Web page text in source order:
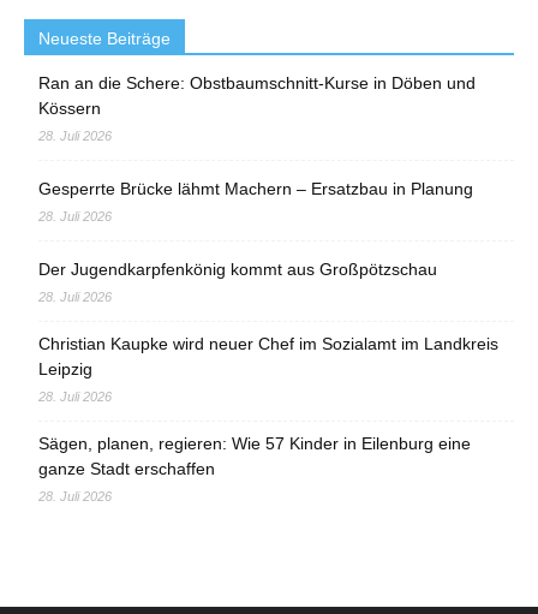
Neueste Beiträge
Ran an die Schere: Obstbaumschnitt-Kurse in Döben und
Kössern
28. Juli 2026
Gesperrte Brücke lähmt Machern – Ersatzbau in Planung
28. Juli 2026
Der Jugendkarpfenkönig kommt aus Großpötzschau
28. Juli 2026
Christian Kaupke wird neuer Chef im Sozialamt im Landkreis
Leipzig
28. Juli 2026
Sägen, planen, regieren: Wie 57 Kinder in Eilenburg eine
ganze Stadt erschaffen
28. Juli 2026